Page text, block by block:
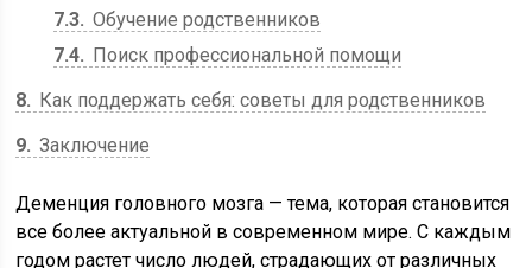
7.3 Обучение родственников
7.4
Поиск профессиональной помощи
8
Как поддержать себя: советы для родственников
9 Заключение
Деменция головного мозга — тема, которая становится
все более актуальной в современном мире. С каждым
годом растет число людей, страдающих от различных